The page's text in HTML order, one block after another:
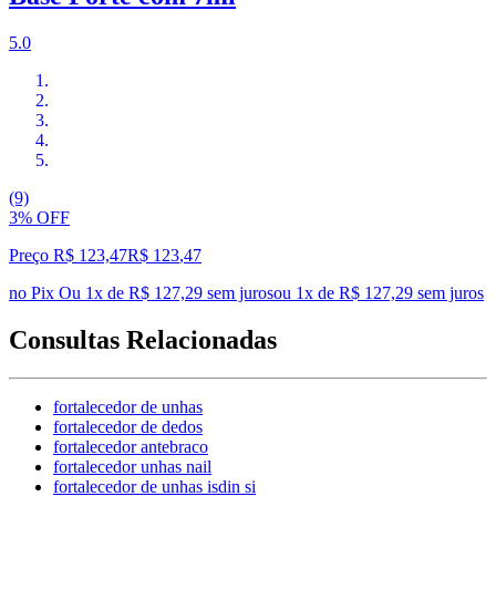
5.0
(9)
3% OFF
Preço R$ 123,47R$ 123,47
no Pix Ou 1x de R$ 127,29 sem jurosou 1x de R$ 127,29 sem juros
Consultas Relacionadas
fortalecedor de unhas
fortalecedor de dedos
fortalecedor antebraco
fortalecedor unhas nail
fortalecedor de unhas isdin si